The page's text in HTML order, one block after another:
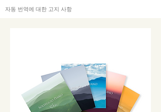
자동 번역에 대한 고지 사항